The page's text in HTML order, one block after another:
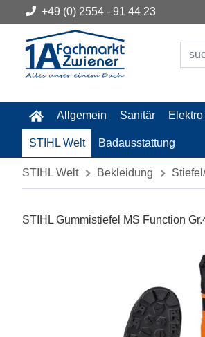
+49 (0) 2554 - 91 44 23
Allgemein Sanitär Elektro
STIHL Welt Badausstattung
STIHL Welt Bekleidung
STIHL Gummistiefel MS Function